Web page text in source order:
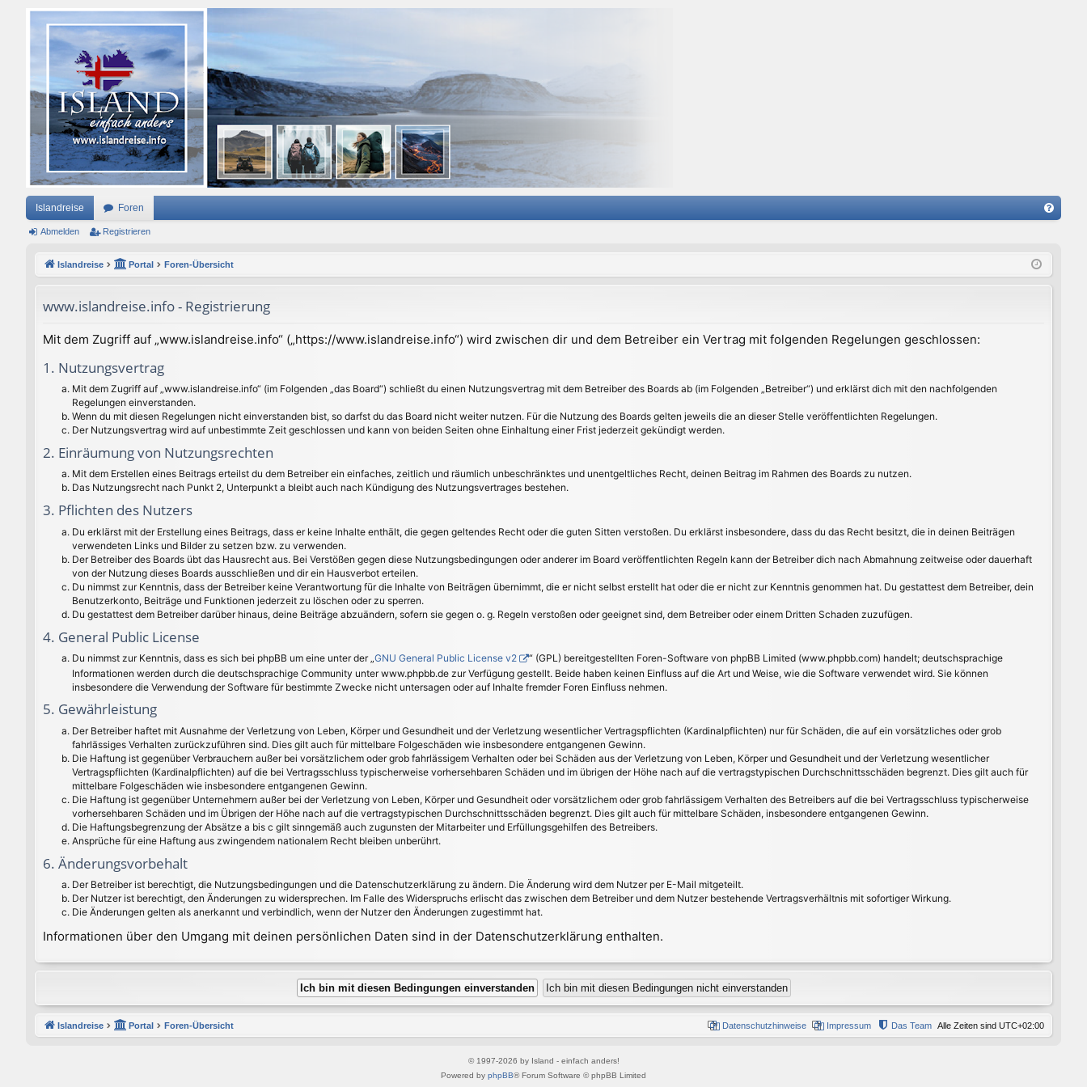
Islandreise Foren
Q
Abmelden Registrieren
Islandreise Portal Foren-Übersicht
www.islandreise.info - Registrierung
Mit dem Zugriff auf „www.islandreise.info“ („https://www.islandreise.info“) wird zwischen dir und dem Betreiber ein Vertrag mit folgenden Regelungen geschlossen:
1. Nutzungsvertrag
Mit dem Zugriff auf „www.islandreise.info“ (im Folgenden „das Board“) schließt du einen Nutzungsvertrag mit dem Betreiber des Boards ab (im Folgenden „Betreiber“) und erklärst dich mit den nachfolgenden
Regelungen einverstanden.
Wenn du mit diesen Regelungen nicht einverstanden bist, so darfst du das Board nicht weiter nutzen. Für die Nutzung des Boards gelten jeweils die an dieser Stelle veröffentlichten Regelungen.
Der Nutzungsvertrag wird auf unbestimmte Zeit geschlossen und kann von beiden Seiten ohne Einhaltung einer Frist jederzeit gekündigt werden.
2. Einräumung von Nutzungsrechten
Mit dem Erstellen eines Beitrags erteilst du dem Betreiber ein einfaches, zeitlich und räumlich unbeschränktes und unentgeltliches Recht, deinen Beitrag im Rahmen des Boards zu nutzen.
Das Nutzungsrecht nach Punkt 2, Unterpunkt a bleibt auch nach Kündigung des Nutzungsvertrages bestehen.
3. Pflichten des Nutzers
Du erklärst mit der Erstellung eines Beitrags, dass er keine Inhalte enthält, die gegen geltendes Recht oder die guten Sitten verstoßen. Du erklärst insbesondere, dass du das Recht besitzt, die in deinen Beiträgen
verwendeten Links und Bilder zu setzen bzw. zu verwenden.
Der Betreiber des Boards übt das Hausrecht aus. Bei Verstößen gegen diese Nutzungsbedingungen oder anderer im Board veröffentlichten Regeln kann der Betreiber dich nach Abmahnung zeitweise oder dauerhaft
von der Nutzung dieses Boards ausschließen und dir ein Hausverbot erteilen.
Du nimmst zur Kenntnis, dass der Betreiber keine Verantwortung für die Inhalte von Beiträgen übernimmt, die er nicht selbst erstellt hat oder die er nicht zur Kenntnis genommen hat. Du gestattest dem Betreiber, dein
Benutzerkonto, Beiträge und Funktionen jederzeit zu löschen oder zu sperren.
Du gestattest dem Betreiber darüber hinaus, deine Beiträge abzuändern, sofern sie gegen o. g. Regeln verstoßen oder geeignet sind, dem Betreiber oder einem Dritten Schaden zuzufügen.
4. General Public License
Du nimmst zur Kenntnis, dass es sich bei phpBB um eine unter der „GNU General Public License v2
“ (GPL) bereitgestellten Foren-Software von phpBB Limited (www.phpbb.com) handelt; deutschsprachige
Informationen werden durch die deutschsprachige Community unter www.phpbb.de zur Verfügung gestellt. Beide haben keinen Einfluss auf die Art und Weise, wie die Software verwendet wird. Sie können
insbesondere die Verwendung der Software für bestimmte Zwecke nicht untersagen oder auf Inhalte fremder Foren Einfluss nehmen.
5. Gewährleistung
Der Betreiber haftet mit Ausnahme der Verletzung von Leben, Körper und Gesundheit und der Verletzung wesentlicher Vertragspflichten (Kardinalpflichten) nur für Schäden, die auf ein vorsätzliches oder grob
fahrlässiges Verhalten zurückzuführen sind. Dies gilt auch für mittelbare Folgeschäden wie insbesondere entgangenen Gewinn.
Die Haftung ist gegenüber Verbrauchern außer bei vorsätzlichem oder grob fahrlässigem Verhalten oder bei Schäden aus der Verletzung von Leben, Körper und Gesundheit und der Verletzung wesentlicher
Vertragspflichten (Kardinalpflichten) auf die bei Vertragsschluss typischerweise vorhersehbaren Schäden und im übrigen der Höhe nach auf die vertragstypischen Durchschnittsschäden begrenzt. Dies gilt auch für
mittelbare Folgeschäden wie insbesondere entgangenen Gewinn.
Die Haftung ist gegenüber Unternehmern außer bei der Verletzung von Leben, Körper und Gesundheit oder vorsätzlichem oder grob fahrlässigem Verhalten des Betreibers auf die bei Vertragsschluss typischerweise
vorhersehbaren Schäden und im Übrigen der Höhe nach auf die vertragstypischen Durchschnittsschäden begrenzt. Dies gilt auch für mittelbare Schäden, insbesondere entgangenen Gewinn.
Die Haftungsbegrenzung der Absätze a bis c gilt sinngemäß auch zugunsten der Mitarbeiter und Erfüllungsgehilfen des Betreibers.
Ansprüche für eine Haftung aus zwingendem nationalem Recht bleiben unberührt.
6. Änderungsvorbehalt
Der Betreiber ist berechtigt, die Nutzungsbedingungen und die Datenschutzerklärung zu ändern. Die Änderung wird dem Nutzer per E-Mail mitgeteilt.
Der Nutzer ist berechtigt, den Änderungen zu widersprechen. Im Falle des Widerspruchs erlischt das zwischen dem Betreiber und dem Nutzer bestehende Vertragsverhältnis mit sofortiger Wirkung.
Die Änderungen gelten als anerkannt und verbindlich, wenn der Nutzer den Änderungen zugestimmt hat.
Informationen über den Umgang mit deinen persönlichen Daten sind in der Datenschutzerklärung enthalten.
Islandreise Portal Foren-Übersicht Alle Zeiten sind UTC+02:00
Das Team
Impressum
Datenschutzhinweise
© 1997-2026 by Island - einfach anders!
Powered by phpBB® Forum Software © phpBB Limited